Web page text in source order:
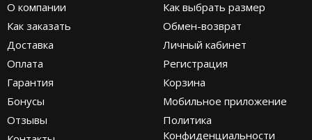
О компании
Как заказать
Доставка
Оплата
Гарантия
Бонусы
Отзывы
Как выбрать размер
Обмен-возврат
Личный кабинет
Регистрация
Корзина
Мобильное приложение
Политика
Конфиденциальности